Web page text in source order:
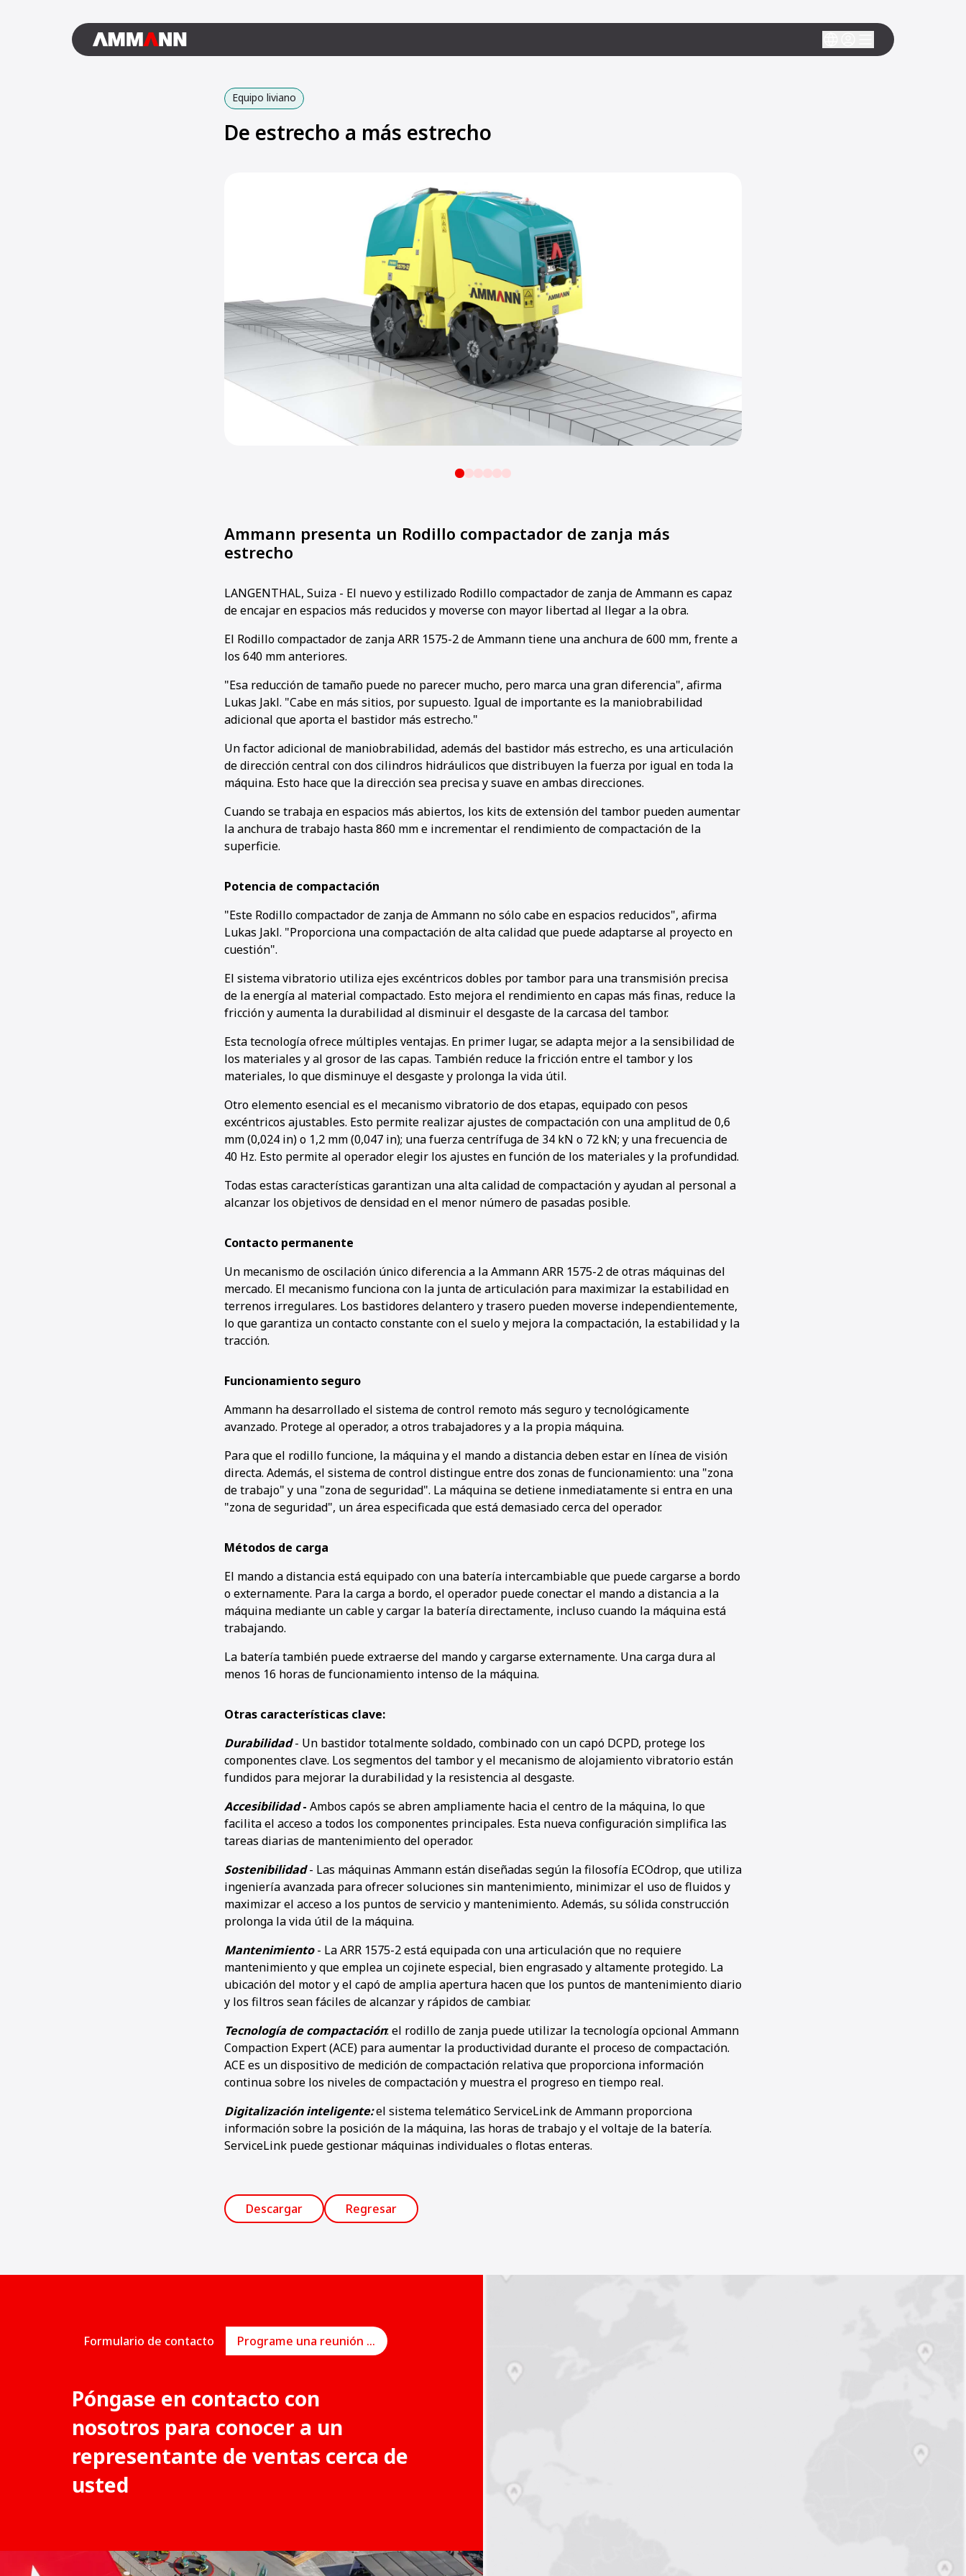
Equipo liviano
De estrecho a más estrecho
1 2 3456
Ammann presenta un Rodillo compactador de zanja más
estrecho
LANGENTHAL, Suiza - El nuevo y estilizado Rodillo compactador de zanja de Ammann es capaz
de encajar en espacios más reducidos y moverse con mayor libertad al llegar a la obra.
El Rodillo compactador de zanja ARR 1575-2 de Ammann tiene una anchura de 600 mm, frente a
los 640 mm anteriores.
"Esa reducción de tamaño puede no parecer mucho, pero marca una gran diferencia", afirma
Lukas Jakl. "Cabe en más sitios, por supuesto. Igual de importante es la maniobrabilidad
adicional que aporta el bastidor más estrecho."
Un factor adicional de maniobrabilidad, además del bastidor más estrecho, es una articulación
de dirección central con dos cilindros hidráulicos que distribuyen la fuerza por igual en toda la
máquina. Esto hace que la dirección sea precisa y suave en ambas direcciones.
Cuando se trabaja en espacios más abiertos, los kits de extensión del tambor pueden aumentar
la anchura de trabajo hasta 860 mm e incrementar el rendimiento de compactación de la
superficie.
Potencia de compactación
"Este Rodillo compactador de zanja de Ammann no sólo cabe en espacios reducidos", afirma
Lukas Jakl. "Proporciona una compactación de alta calidad que puede adaptarse al proyecto en
cuestión".
El sistema vibratorio utiliza ejes excéntricos dobles por tambor para una transmisión precisa
de la energía al material compactado. Esto mejora el rendimiento en capas más finas, reduce la
fricción y aumenta la durabilidad al disminuir el desgaste de la carcasa del tambor.
Esta tecnología ofrece múltiples ventajas. En primer lugar, se adapta mejor a la sensibilidad de
los materiales y al grosor de las capas. También reduce la fricción entre el tambor y los
materiales, lo que disminuye el desgaste y prolonga la vida útil.
Otro elemento esencial es el mecanismo vibratorio de dos etapas, equipado con pesos
excéntricos ajustables. Esto permite realizar ajustes de compactación con una amplitud de 0,6
mm (0,024 in) o 1,2 mm (0,047 in); una fuerza centrífuga de 34 kN o 72 kN; y una frecuencia de
40 Hz. Esto permite al operador elegir los ajustes en función de los materiales y la profundidad.
Todas estas características garantizan una alta calidad de compactación y ayudan al personal a
alcanzar los objetivos de densidad en el menor número de pasadas posible.
Contacto permanente
Un mecanismo de oscilación único diferencia a la Ammann ARR 1575-2 de otras máquinas del
mercado. El mecanismo funciona con la junta de articulación para maximizar la estabilidad en
terrenos irregulares. Los bastidores delantero y trasero pueden moverse independientemente,
lo que garantiza un contacto constante con el suelo y mejora la compactación, la estabilidad y la
tracción.
Funcionamiento seguro
Ammann ha desarrollado el sistema de control remoto más seguro y tecnológicamente
avanzado. Protege al operador, a otros trabajadores y a la propia máquina.
Para que el rodillo funcione, la máquina y el mando a distancia deben estar en línea de visión
directa. Además, el sistema de control distingue entre dos zonas de funcionamiento: una "zona
de trabajo" y una "zona de seguridad". La máquina se detiene inmediatamente si entra en una
"zona de seguridad", un área especificada que está demasiado cerca del operador.
Métodos de carga
El mando a distancia está equipado con una batería intercambiable que puede cargarse a bordo
o externamente. Para la carga a bordo, el operador puede conectar el mando a distancia a la
máquina mediante un cable y cargar la batería directamente, incluso cuando la máquina está
trabajando.
La batería también puede extraerse del mando y cargarse externamente. Una carga dura al
menos 16 horas de funcionamiento intenso de la máquina.
Otras características clave:
Durabilidad - Un bastidor totalmente soldado, combinado con un capó DCPD, protege los
componentes clave. Los segmentos del tambor y el mecanismo de alojamiento vibratorio están
fundidos para mejorar la durabilidad y la resistencia al desgaste.
Accesibilidad- Ambos capós se abren ampliamente hacia el centro de la máquina, lo que
facilita el acceso a todos los componentes principales. Esta nueva configuración simplifica las
tareas diarias de mantenimiento del operador.
Sostenibilidad - Las máquinas Ammann están diseñadas según la filosofía ECOdrop, que utiliza
ingeniería avanzada para ofrecer soluciones sin mantenimiento, minimizar el uso de fluidos y
maximizar el acceso a los puntos de servicio y mantenimiento. Además, su sólida construcción
prolonga la vida útil de la máquina.
Mantenimiento - La ARR 1575-2 está equipada con una articulación que no requiere
mantenimiento y que emplea un cojinete especial, bien engrasado y altamente protegido. La
ubicación del motor y el capó de amplia apertura hacen que los puntos de mantenimiento diario
y los filtros sean fáciles de alcanzar y rápidos de cambiar.
Tecnología de compactación: el rodillo de zanja puede utilizar la tecnología opcional Ammann
Compaction Expert (ACE) para aumentar la productividad durante el proceso de compactación.
ACE es un dispositivo de medición de compactación relativa que proporciona información
continua sobre los niveles de compactación y muestra el progreso en tiempo real.
Digitalización inteligente:el sistema telemático ServiceLink de Ammann proporciona
información sobre la posición de la máquina, las horas de trabajo y el voltaje de la batería.
ServiceLink puede gestionar máquinas individuales o flotas enteras.
Descargar Regresar
Formulario de contacto Programe una reunión en línea
Póngase en contacto con
nosotros para conocer a un
representante de ventas cerca de
usted